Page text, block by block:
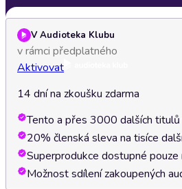
V Audioteka Klubu
v rámci předplatného
Aktivovat
14 dní na zkoušku zdarma
Tento a přes 3000 dalších
20% členská sleva na tisíce
Superprodukce dostupné
Možnost sdílení zakoupených